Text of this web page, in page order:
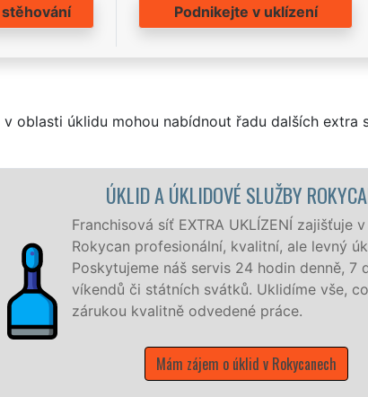
Podnikejte v uklízení
v oblasti úklidu mohou nabídnout řadu dalších
během
to se